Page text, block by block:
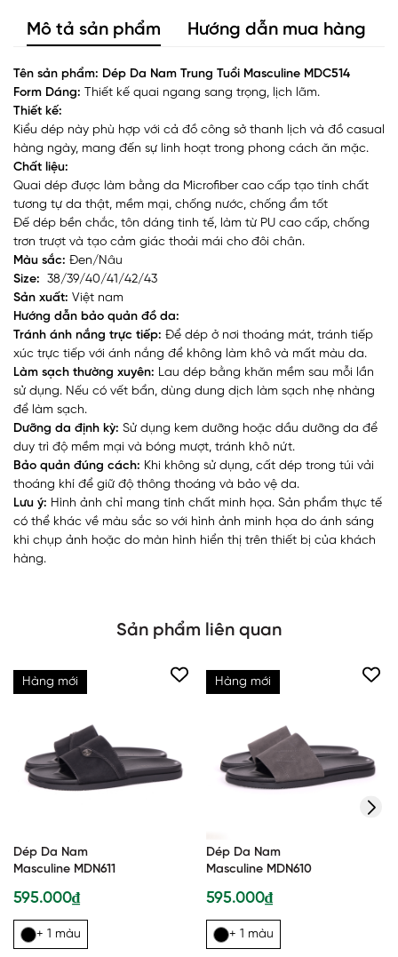
Mô tả sản phẩm Hướng dẫn mua hàng
Tên sản phẩm: Dép Da Nam Trung Tuổi Masculine MDC514
Form Dáng: Thiết kế quai ngang sang trọng, lịch lãm.
Thiết kế:
Kiểu dép này phù hợp với cả đồ công sở thanh lịch và đồ casual
hàng ngày, mang đến sự linh hoạt trong phong cách ăn mặc.
Chất liệu:
Quai dép được làm bằng da Microfiber cao cấp tạo tính chất
tương tự da thật, mềm mại, chống nước, chống ẩm tốt
Đế dép bền chắc, tôn dáng tinh tế, làm từ PU cao cấp, chống
trơn trượt và tạo cảm giác thoải mái cho đôi chân.
Màu sắc: Đen/Nâu
Size: 38/39/40/41/42/43
Sản xuất: Việt nam
Hướng dẫn bảo quản đồ da:
Tránh ánh nắng trực tiếp: Để dép ở nơi thoáng mát, tránh tiếp
xúc trực tiếp với ánh nắng để không làm khô và mất màu da.
Làm sạch thường xuyên: Lau dép bằng khăn mềm sau mỗi lần
sử dụng. Nếu có vết bẩn, dùng dung dịch làm sạch nhẹ nhàng
để làm sạch.
Dưỡng da định kỳ: Sử dụng kem dưỡng hoặc dầu dưỡng da để
duy trì độ mềm mại và bóng mượt, tránh khô nứt.
Bảo quản đúng cách: Khi không sử dụng, cất dép trong túi vải
thoáng khí để giữ độ thông thoáng và bảo vệ da.
Lưu ý: Hình ảnh chỉ mang tính chất minh họa. Sản phẩm thực tế
có thể khác về màu sắc so với hình ảnh minh họa do ánh sáng
khi chụp ảnh hoặc do màn hình hiển thị trên thiết bị của khách
hàng.
Sản phẩm liên quan
Hàng mới
Dép Da Nam
Masculine MDN611
595.000₫
+ 1 màu
Hàng mới
Dép Da Nam
Masculine MDN610
595.000₫
+ 1 màu